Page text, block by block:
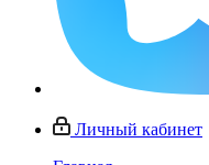
Личный кабинет